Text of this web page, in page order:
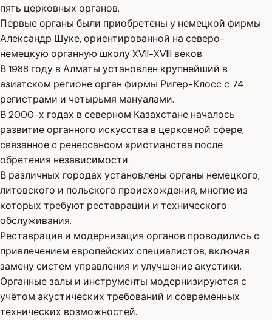
пять церковных органов.
Первые органы были приобретены у немецкой фирмы
Александр Шуке, ориентированной на северо-
немецкую органную школу XVII-XVIII веков.
В 1988 году в Алматы установлен крупнейший в
азиатском регионе орган фирмы Ригер-Клосс с 74
регистрами и четырьмя мануалами.
В 2000-х годах в северном Казахстане началось
развитие органного искусства в церковной сфере,
связанное с ренессансом христианства после
обретения независимости.
В различных городах установлены органы немецкого,
литовского и польского происхождения, многие из
которых требуют реставрации и технического
обслуживания.
Реставрация и модернизация органов проводились с
привлечением европейских специалистов, включая
замену систем управления и улучшение акустики.
Органные залы и инструменты модернизируются с
учётом акустических требований и современных
технических возможностей.